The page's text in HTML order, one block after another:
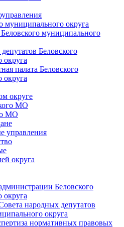
муниципального округа
муниципального
Беловского
округа
палата Беловского
округа
округе
МО
МО
управления
округа
Беловского
округа
народных депутатов
округа
нормативных правовых